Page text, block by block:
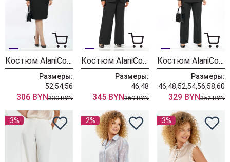
Костюм AlaniCollection 2582 черный + молоко
Размеры:
52,54,56
306 BYN330 BYN
Костюм AlaniCollection 2581
Размеры:
46,48
345 BYN369 BYN
Костюм AlaniCollection 2580 черный
Размеры:
46,48,52,54,56,58,60
329 BYN352 BYN
3% 2% 3%